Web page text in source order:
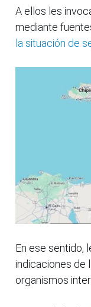
A ellos les
mediante
la situación de
En ese sentido,
indicaciones de
organismos